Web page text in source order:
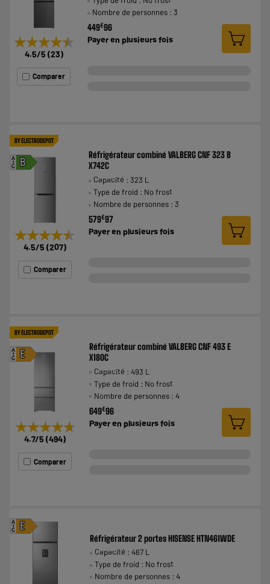
★★★★★
★★★★★
4.5/5 (23)
Comparer
Nombre de personnes : 3
449€96
Payer en plusieurs fois
BY ELECTRODEPOT
B
A
G
★★★★★
★★★★★
4.5/5 (207)
Comparer
Réfrigérateur combiné VALBERG CNF 323 B
X742C
Capacité : 323 L
Type de froid : No frost
Nombre de personnes : 3
579€97
Payer enplusieurs fois
BY ELECTRODEPOT
E
A
G
★★★★★
★★★★★
4.7/5 (494)
Comparer
Réfrigérateur combiné VALBERG CNF 493 E
X180C
Capacité : 493 L
Type de froid : No frost
Nombre de personnes : 4
649€96
Payer enplusieurs fois
E
A
G
Réfrigérateur 2 portes HISENSE HTN461WDE
Capacité : 467 L
Type de froid : No frost
Nombre de personnes : 4